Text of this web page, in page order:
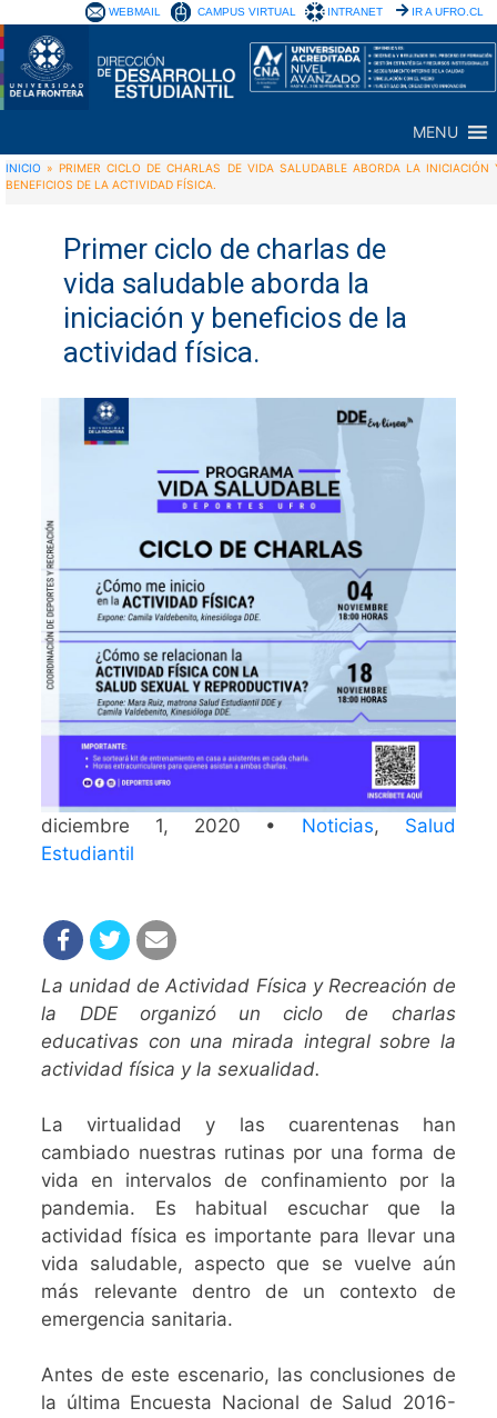
WEBMAIL CAMPUS VIRTUAL INTRANET IR A UFRO.CL
MENU
INICIO »PRIMER CICLO DE CHARLAS DE VIDA SALUDABLE ABORDA LA INICIACIÓN
BENEFICIOS DE LA ACTIVIDAD FÍSICA.
Primer ciclo de charlas de
vida saludable aborda la
iniciación y beneficios de la
actividad física.
diciembre 1, 2020 • Noticias, Salud
Estudiantil
La unidad de Actividad Física y Recreación de
la DDE organizó un ciclo de charlas
educativas con una mirada integral sobre la
actividad física y la sexualidad.
La virtualidad y las cuarentenas han
cambiado nuestras rutinas por una forma de
vida en intervalos de confinamiento por la
pandemia. Es habitual escuchar que la
actividad física es importante para llevar una
vida saludable, aspecto que se vuelve aún
más relevante dentro de un contexto de
emergencia sanitaria.
Antes de este escenario, las conclusiones de
la última Encuesta Nacional de Salud 2016-